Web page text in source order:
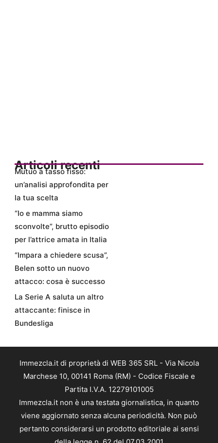
Articoli recenti
Mutuo a tasso fisso:
un’analisi approfondita per
la tua scelta
“Io e mamma siamo
sconvolte”, brutto episodio
per l’attrice amata in Italia
“Impara a chiedere scusa”,
Belen sotto un nuovo
attacco: cosa è successo
La Serie A saluta un altro
attaccante: finisce in
Bundesliga
Immezcla.it di proprietà di WEB 365 SRL - Via Nicola
Marchese 10, 00141 Roma (RM) - Codice Fiscale e
Partita I.V.A. 12279101005
Immezcla.it non è una testata giornalistica, in quanto
viene aggiornato senza alcuna periodicità. Non può
pertanto considerarsi un prodotto editoriale ai sensi